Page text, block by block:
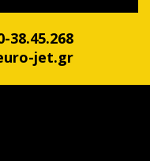
38.45.268
jet.gr